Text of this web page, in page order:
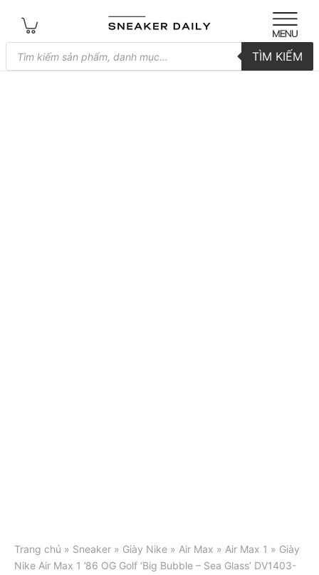
Tìm
kiếm
sản
TÌM KIẾM
Trang chủ » Sneaker » Giày Nike » Air Max » Air Max 1 » Giày
Nike Air Max 1 ’86 OG Golf ‘Big Bubble – Sea Glass’ DV1403-